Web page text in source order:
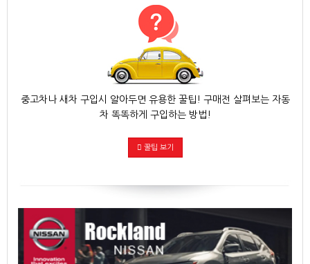
중고차나 새차 구입시 알아두면 유용한 꿀팁! 구매전 살펴보는 자동
차 똑똑하게 구입하는 방법!
꿀팁 보기